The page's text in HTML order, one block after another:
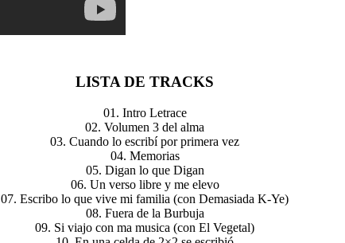
LISTA DE TRACKS
01. Intro Letrace
02. Volumen 3 del alma
03. Cuando lo escribí por primera vez
04. Memorias
05. Digan lo que Digan
06. Un verso libre y me elevo
07. Escribo lo que vive mi familia (con Demasiada K-Ye)
08. Fuera de la Burbuja
09. Si viajo con ma musica (con El Vegetal)